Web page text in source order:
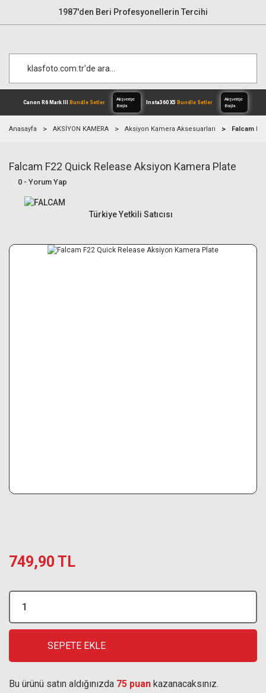
1987'den Beri Profesyonellerin Tercihi
Canon R6 Mark IIIBundle Setler
Alışverişe
Anasayfa AKSİYON KAMERA Aksiyon Kamera Aksesuarları Falcam
Falcam F22 Quick Release Aksiyon Kamera Plate
0 - Yorum Yap
Türkiye Yetkili Satıcısı
749,90 TL
SEPETE EKLE
Bu ürünü satın aldığınızda 75 puan kazanacaksınız.